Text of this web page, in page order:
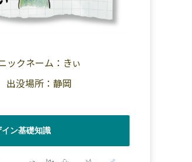
ックネーム：きぃ
出没場所：静岡
ン基礎知識